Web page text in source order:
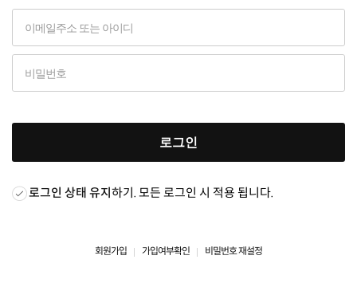
로그인
로그인 상태 유지하기. 모든 로그인 시 적용 됩니다.
회원가입 가입여부확인 비밀번호 재설정